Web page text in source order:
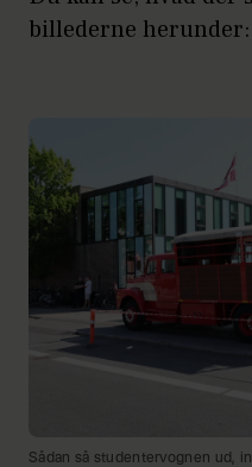
billederne herunder:
Sådan så studentervognen ud,